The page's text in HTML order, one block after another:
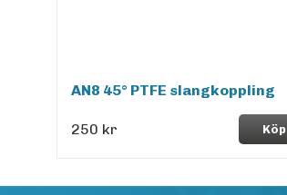
AN8 45° PTFE slangkoppling
250 kr Köp